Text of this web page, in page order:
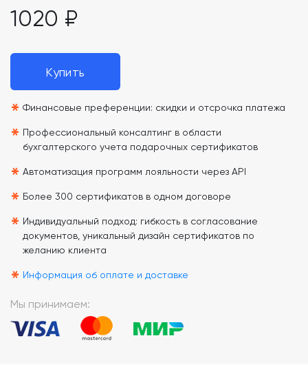
1020 ₽
Купить
* Финансовые преференции: скидки и отсрочка платежа
* Профессиональный консалтинг в области
бухгалтерского учета подарочных сертификатов
* Автоматизация программ лояльности через API
* Более 300 сертификатов в одном договоре
* Индивидуальный подход: гибкость в согласование
документов, уникальный дизайн сертификатов по
желанию клиента
* Информация об оплате и доставке
Мы принимаем: